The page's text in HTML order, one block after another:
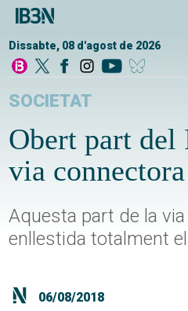
Dissabte, 08 d'agost de 2026
SOCIETAT
Obert part
via
Aquesta part de la
enllestida totalment
06/08/2018